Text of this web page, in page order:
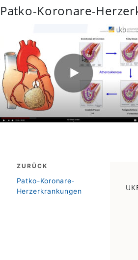
Patko-Koronare-
Beitragsnavigation
ZURÜCK
zurück
Patko-Koronare-
Herzerkrankungen